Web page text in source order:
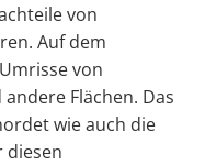
von
Auf dem
von
Flächen. Das
wie auch die
diesen